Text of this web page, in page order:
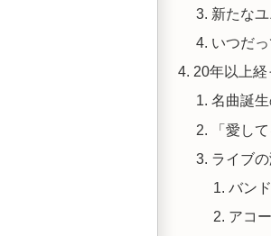
新たな
いつだ
20年以上経
名曲誕
「愛し
ライブ
バン
アコ